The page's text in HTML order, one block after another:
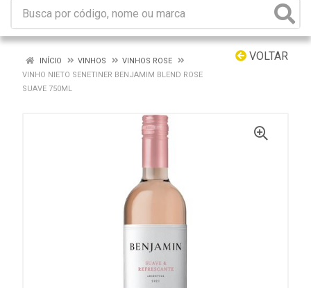
VOLTAR
INÍCIO VINHOS
VINHOS ROSE
VINHO NIETO SENETINER BENJAMIM BLEND ROSE
SUAVE 750ML